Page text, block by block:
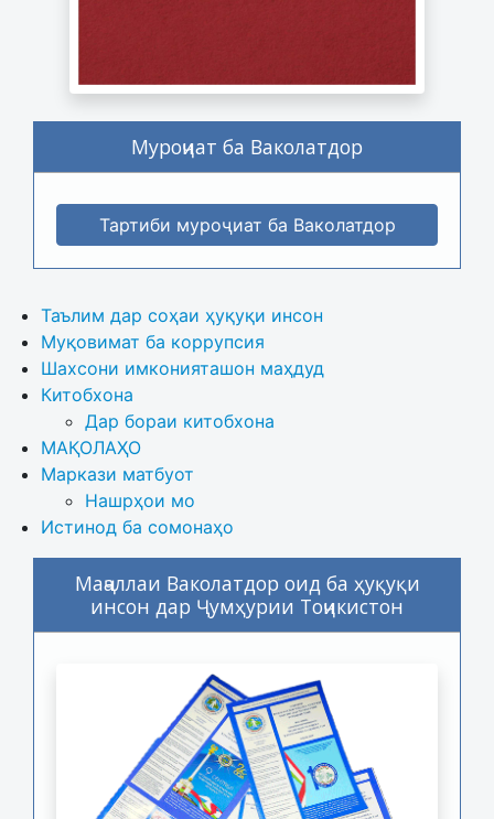
Муроҷиат ба Ваколатдор
Тартиби муроҷиат ба Ваколатдор
Таълим дар соҳаи ҳуқуқи инсон
Муқовимат ба коррупсия
Шахсони имконияташон маҳдуд
Китобхона
Дар бораи китобхона
МАҚОЛАҲО
Маркази матбуот
Нашрҳои мо
Истинод ба сомонаҳо
Маҷаллаи Ваколатдор оид ба ҳуқуқи
инсон дар Ҷумҳурии Тоҷикистон